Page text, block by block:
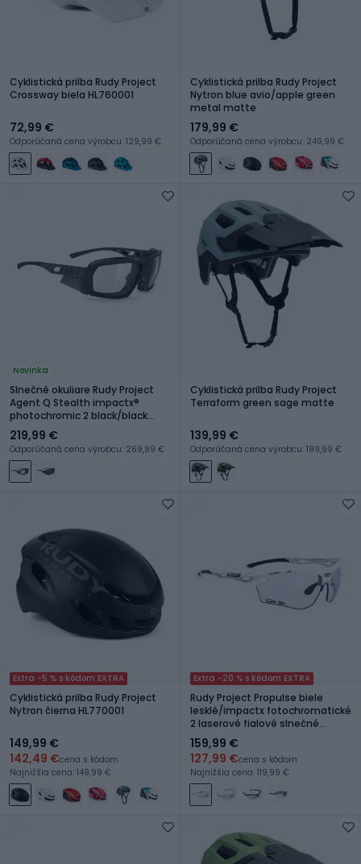
Cyklistická prilba Rudy Project
Crossway biela HL760001
72,99 €
Odporúčaná cena výrobcu: 129,99 €
Cyklistická prilba Rudy Project
Nytron blue avio/apple green
metal matte
179,99 €
Odporúčaná cena výrobcu: 249,99 €
Novinka
Slnečné okuliare Rudy Project
Agent Q Stealth impactx®
photochromic 2 black/black
matte
219,99 €
Odporúčaná cena výrobcu: 269,99 €
Cyklistická prilba Rudy Project
Terraform green sage matte
139,99 €
Odporúčaná cena výrobcu: 199,99 €
Extra -5 % s kódom EXTRA
Cyklistická prilba Rudy Project
Nytron čierna HL770001
149,99 €
142,49 €cena s kódom
Najnižšia cena: 149,99 €
Extra -20 % s kódom EXTRA
Rudy Project Propulse biele
lesklé/impactx fotochromatické
2 laserové fialové slnečné
okuliare
159,99 €
127,99 €cena s kódom
Najnižšia cena: 119,99 €